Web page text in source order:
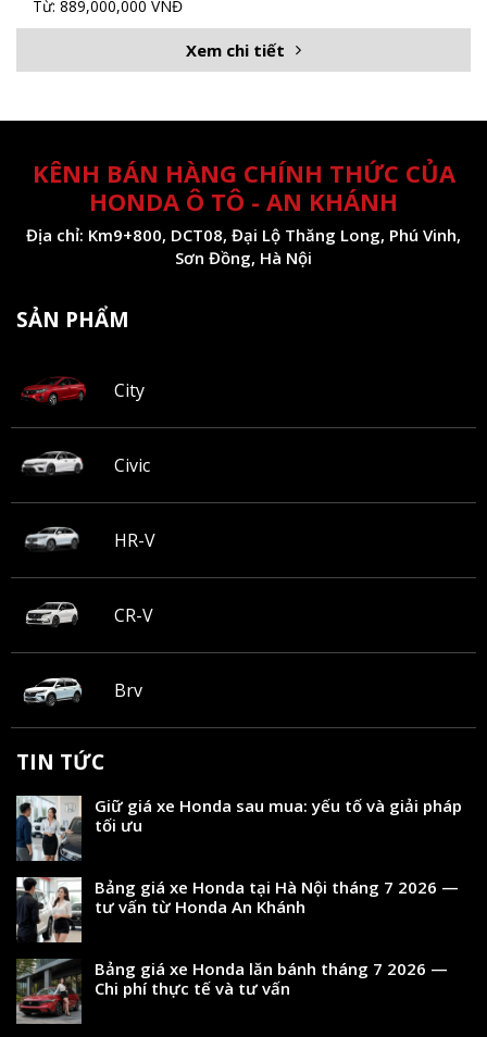
Từ: 889,000,000 VNĐ
Xem chi tiết
KÊNH BÁN HÀNG CHÍNH THỨC CỦA
HONDA Ô TÔ - AN KHÁNH
Địa chỉ: Km9+800, DCT08, Đại Lộ Thăng Long, Phú Vinh,
Sơn Đồng, Hà Nội
SẢN PHẨM
City
Civic
HR-V
CR-V
Brv
TIN TỨC
Giữ giá xe Honda sau mua: yếu tố và giải pháp
tối ưu
Bảng giá xe Honda tại Hà Nội tháng 7 2026 —
tư vấn từ Honda An Khánh
Bảng giá xe Honda lăn bánh tháng 7 2026 —
Chi phí thực tế và tư vấn